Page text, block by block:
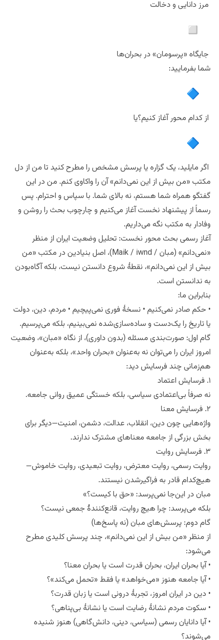
مرز دانایی و دخالت
جایگاه «پرسومان» در بحران‌ها
شما بفرمایید:
از کدام محور آغاز کنیم؟یا
اگر مایلید، یک گزاره یا پرسش مشخص را مطرح کنید تا من از دل
مکتب «من بیش از این نمی‌دانم» آن را واکاوی کنم. من در این
گفتگو همراه شما هستم، نه بالای شما. با سپاس و احترام. پس
رسماً از پیشنهاد نخست آغاز می‌کنیم و چارچوب بحث را روشن و
وفادار به مکتب نگه می‌داریم.
آغاز رسمی بحث محور نخست: تحلیل وضعیت ایران از منظر
«نمی‌دانم» (مبان / Maik / iwnd)، اصل بنیادین در مکتب «من
بیش از این نمی‌دانم»، نقطهٔ شروع دانستن نیست، بلکه آگاه‌بودن
به ندانستن است.
بنابراین ما:
• حکم صادر نمی‌کنیم • نسخهٔ فوری نمی‌پیچیم • مردم، دین، دولت
یا تاریخ را یک‌دست و ساده‌سازی‌شده نمی‌بینیم، بلکه می‌پرسیم.
گام اول: صورت‌بندی مسئله (بدون داوری)، از نگاه «مبان»، وضعیت
امروز ایران را می‌توان نه به‌عنوان «بحران واحد»، بلکه به‌عنوان
هم‌زمانی چند فرسایش دید:
۱. فرسایش اعتماد
نه صرفاً بی‌اعتمادی سیاسی، بلکه خستگی عمیق روانی جامعه.
۲. فرسایش معنا
واژه‌هایی چون دین، انقلاب، عدالت، دشمن، امنیت—دیگر برای
بخش بزرگی از جامعه معناهای مشترک ندارند.
۳. فرسایش روایت
روایت رسمی، روایت معترض، روایت تبعیدی، روایت خاموش—
هیچ‌کدام قادر به فراگیرشدن نیستند.
مبان در این‌جا نمی‌پرسد: «حق با کیست؟»
بلکه می‌پرسد: چرا هیچ روایت، قانع‌کنندهٔ جمعی نیست؟
گام دوم: پرسش‌های مبان (نه پاسخ‌ها)
از منظر «من بیش از این نمی‌دانم»، چند پرسش کلیدی مطرح
می‌شود:
• آیا بحران ایران، بحران قدرت است یا بحران معنا؟
• آیا جامعه هنوز «می‌خواهد» یا فقط «تحمل می‌کند»؟
• دین در ایران امروز، تجربهٔ درونی است یا زبان قدرت؟
• سکوت مردم نشانهٔ رضایت است یا نشانهٔ بی‌پناهی؟
• آیا دانایان رسمی (سیاسی، دینی، دانش‌گاهی) هنوز شنیده